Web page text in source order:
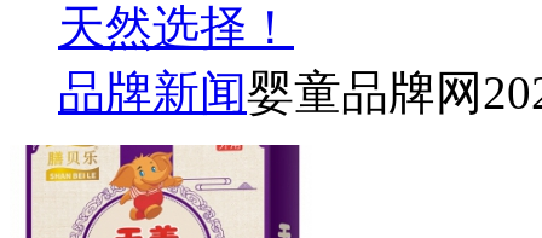
天然选择！
品牌新闻婴童品牌网